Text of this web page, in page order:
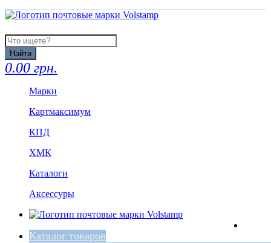
Найти
0.00 грн.
Марки
Картмаксимум
КПД
ХМК
Каталоги
Аксессуры
Каталог товаров